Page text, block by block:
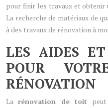
pour finir les travaux et obtenir
La recherche de matériaux de
à des travaux de rénovation à
LES AIDES
POUR
RÉNOVATION
Larénovation de toit